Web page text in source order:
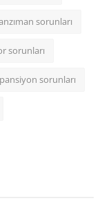
sorunları
sorunları
sorunları